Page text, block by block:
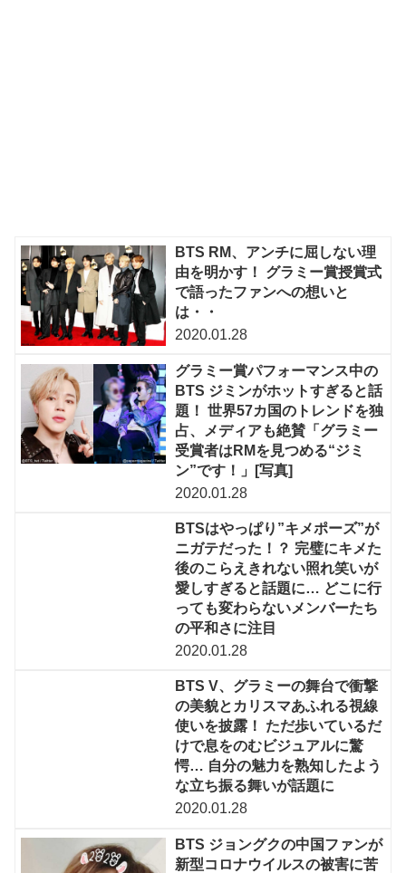
BTS RM、アンチに屈しない理
由を明かす！ グラミー賞授賞式
で語ったファンへの想いと
は・・
2020.01.28
グラミー賞パフォーマンス中の
BTS ジミンがホットすぎると話
題！ 世界57カ国のトレンドを独
占、メディアも絶賛「グラミー
受賞者はRMを見つめる“ジミ
ン”です！」[写真]
2020.01.28
BTSはやっぱり”キメポーズ”が
ニガテだった！？ 完璧にキメた
後のこらえきれない照れ笑いが
愛しすぎると話題に… どこに行
っても変わらないメンバーたち
の平和さに注目
2020.01.28
BTS V、グラミーの舞台で衝撃
の美貌とカリスマあふれる視線
使いを披露！ ただ歩いているだ
けで息をのむビジュアルに驚
愕… 自分の魅力を熟知したよう
な立ち振る舞いが話題に
2020.01.28
BTS ジョングクの中国ファンが
新型コロナウイルスの被害に苦